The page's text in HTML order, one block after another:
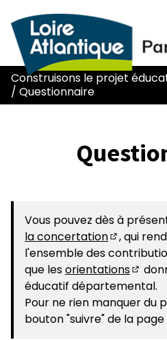
Construisons le projet
/ Questionnaire
Vous pouvez dès à
la concertation
(S'ouvre
, qui
l'ensemble des
que lesorientations
éducatif départemental.
Pour ne rien manquer du
bouton "suivre" de la